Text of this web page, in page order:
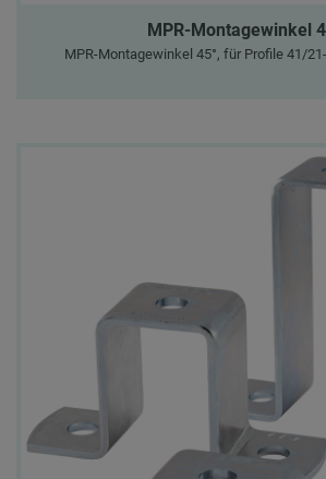
MPR-Montagewinkel
MPR-Montagewinkel 45°, für Profile 41/